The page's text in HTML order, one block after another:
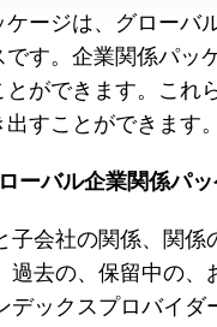
ケージは、グローバ
です。企業関係パッ
とができます。これ
すことができます。
ーバル企業関係パ
子会社の関係、関係
過去の、保留中の、
デックスプロバイダ